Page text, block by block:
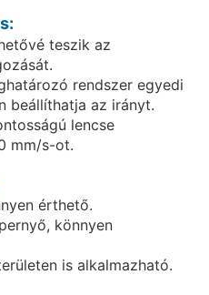
teszik az
rendszer egyedi
beállíthatja az irányt.
lencse
mm/s-ot.
érthető.
könnyen
is alkalmazható.